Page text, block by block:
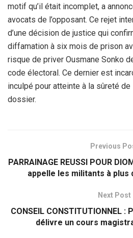
motif qu’il était incomplet, a
avocats de l’opposant. Ce rejet
d’une décision de justice qui
diffamation à six mois de prison
risque de priver Ousmane Sonko
code électoral. Ce dernier est
inculpé pour atteinte à la sûreté de
dossier.
Previous
PARRAINAGE REUSSI POUR
appelle les militants à plus
Next Post
CONSEIL CONSTITUTIONNEL
délivre un cours